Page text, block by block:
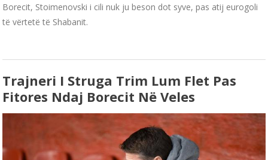
Borecit, Stoimenovski i cili nuk ju beson dot syve, pas atij eurogoli
të vërtetë të Shabanit.
Trajneri I Struga Trim Lum Flet Pas
Fitores Ndaj Borecit Në Veles